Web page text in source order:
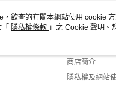
關於我們
商店簡介
隱私權及網站
，欲查詢有關本網站使用 cookie
隱私權條款 」之 Cookie 聲明。